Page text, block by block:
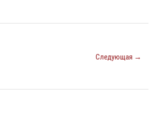
Следующая →